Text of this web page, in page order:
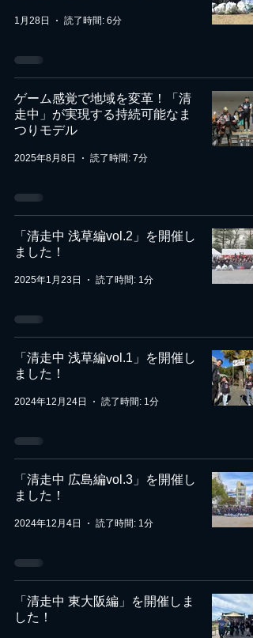
1月28日 読了時間: 6分
ゲーム感覚で地域を変革！「清
走中」が実現する持続可能なま
つりモデル
2025年8月8日 読了時間: 7分
「清走中 浅草編vol.2」を開催し
ました！
2025年1月23日 読了時間: 1分
「清走中 浅草編vol.1」を開催し
ました！
2024年12月24日 読了時間: 1分
「清走中 広島編vol.3」を開催し
ました！
2024年12月4日 読了時間: 1分
「清走中 東大阪編」を開催しま
した！